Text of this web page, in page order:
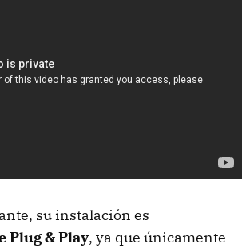
su instalación es
Plug & Play, ya que únicamente